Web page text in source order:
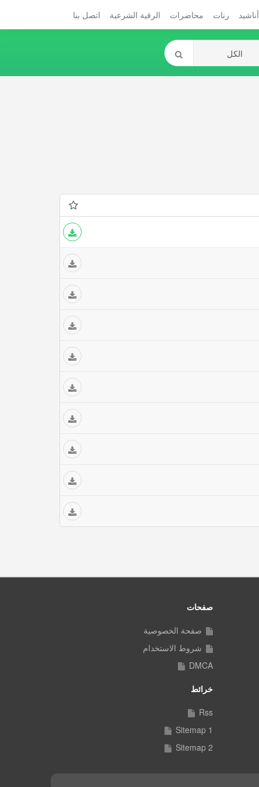
أناشيد رنات محاضرات الرقية الشرعية اتصل بنا
صفحات
صفحة الخصوصية
شروط الاستخدام
DMCA
خرائط
Rss
Sitemap 1
Sitemap 2